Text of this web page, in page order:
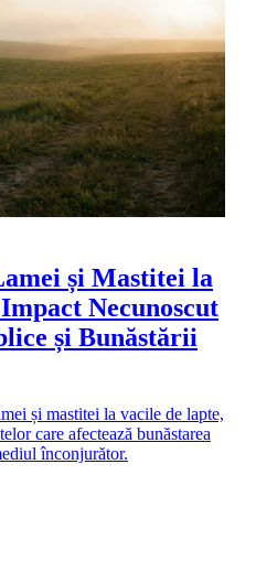
și Mastitei la
Necunoscut
și Bunăstării
și mastitei la vacile de lapte,
care afectează bunăstarea
înconjurător.